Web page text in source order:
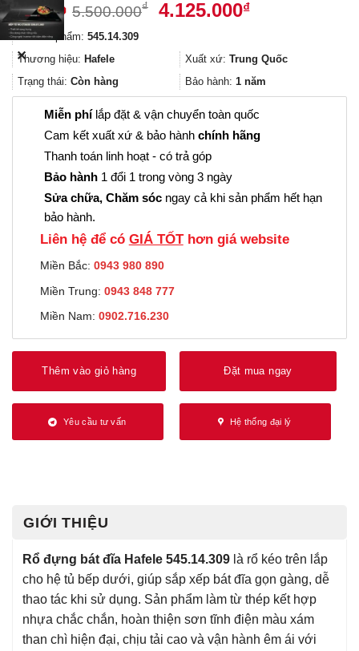
5.500.000₫
Giá
5.500.000₫.
4.125.000₫Giá
là:
4.125.000₫.
Mã sản phẩm: 545.14.309
Thương hiệu: Hafele Xuất xứ: Trung Quốc
Trạng thái: Còn hàng Bảo hành: 1 năm
Miễn phílắp đặt & vận chuyển toàn quốc
Cam kết xuất xứ & bảo hành chính hãng
Thanh toán linh hoạt - có trả góp
Bảo hành 1 đổi 1 trong vòng 3 ngày
Sửa chữa, Chăm sóc ngay cả khi sản phẩm hết hạn
bảo hành.
Liên hệ để có GIÁ TỐThơn giá website
Miền Bắc: 0943 980 890
Miền Trung: 0943 848 777
Miền Nam: 0902.716.230
Thêm vào giỏ hàng Đặt mua ngay
Yêu cầu tư vấn Hệ thống đại lý
GIỚI THIỆU
Rổ đựng bát đĩa Hafele 545.14.309 là rổ kéo trên lắp
cho hệ tủ bếp dưới, giúp sắp xếp bát đĩa gọn gàng, dễ
thao tác khi sử dụng. Sản phẩm làm từ thép kết hợp
nhựa chắc chắn, hoàn thiện sơn tĩnh điện màu xám
than chì hiện đại, chịu tải cao và vận hành êm ái với
✕